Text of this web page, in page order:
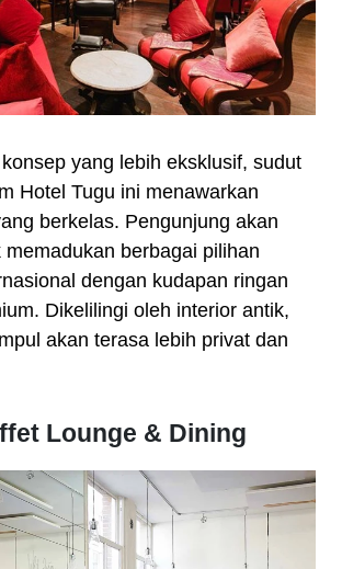
yang lebih eksklusif, sudut
Hotel Tugu ini menawarkan
berkelas. Pengunjung akan
berbagai pilihan
dengan kudapan ringan
Dikelilingi oleh interior antik,
akan terasa lebih privat dan
Lounge & Dining